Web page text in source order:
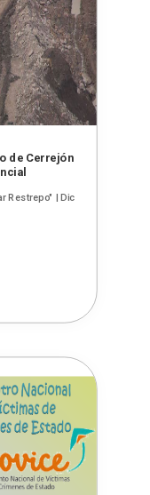
de Cerrejón
Restrepo" |Dic